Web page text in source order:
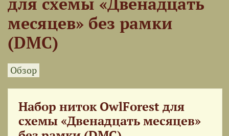
месяцев» без рамки
(DMC)
Обзор
Набор ниток OwlForest для
схемы «Двенадцать месяцев»